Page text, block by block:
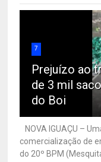
7
Prejuízo ao
de 3 mil
do Boi
NOVA IGUAÇU –
comercialização de
do 20º BPM